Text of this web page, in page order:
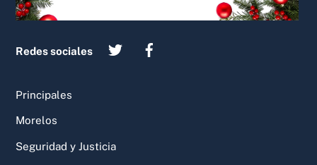
Redes sociales
Principales
Morelos
Seguridad y Justicia